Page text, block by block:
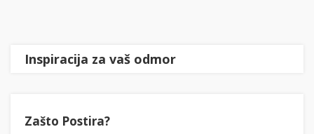
Inspiracija za vaš odmor
Zašto Postira?